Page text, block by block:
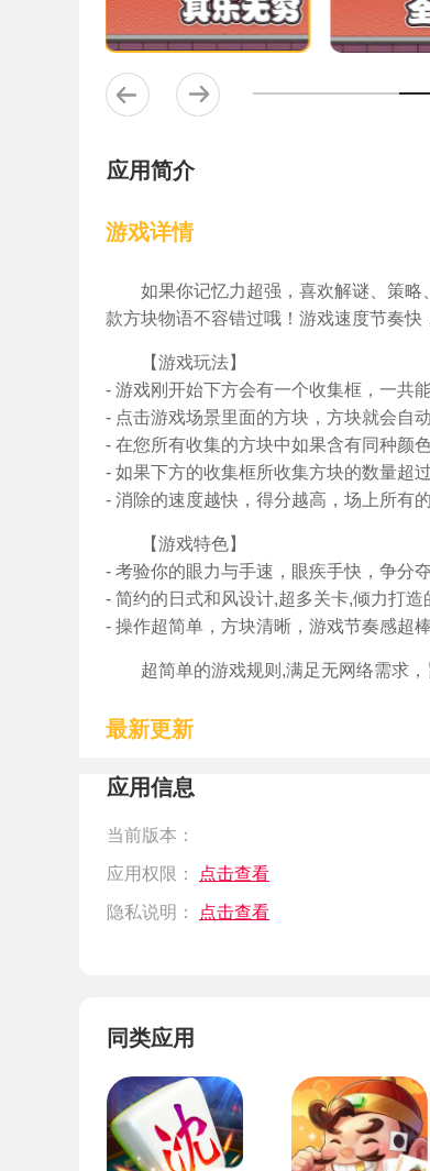
应用简介
游戏详情
如果你记忆力超强，喜欢解谜、策
款方块物语不容错过哦！游戏速度节奏快
【游戏玩法】
- 游戏刚开始下方会有一个收集框，一共
- 点击游戏场景里面的方块，方块就会自
- 在您所有收集的方块中如果含有同种颜
- 如果下方的收集框所收集方块的数量超
- 消除的速度越快，得分越高，场上所有
【游戏特色】
- 考验你的眼力与手速，眼疾手快，争分夺
- 简约的日式和风设计,超多关卡,倾力打造
- 操作超简单，方块清晰，游戏节奏感超
超简单的游戏规则,满足无网络需求
最新更新
应用信息
当前版本：
应用权限： 点击查看
隐私说明： 点击查看
同类应用